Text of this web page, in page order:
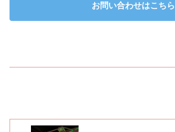
お問い合わせはこちら